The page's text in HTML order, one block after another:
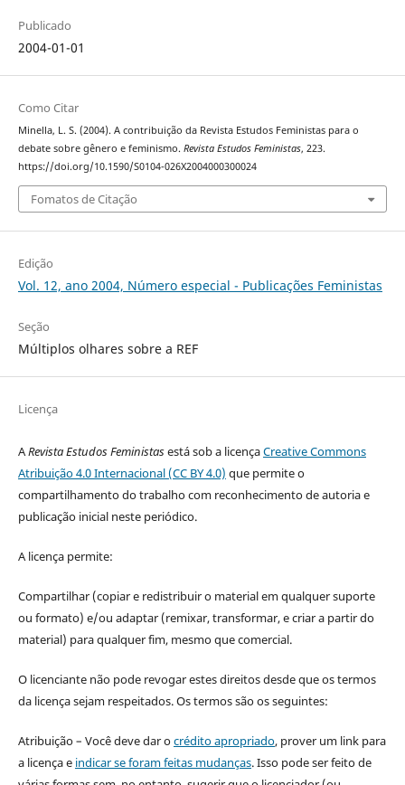
Publicado
2004-01-01
Como Citar
Minella, L. S. (2004). A contribuição da Revista Estudos Feministas para o
debate sobre gênero e feminismo. Revista Estudos Feministas, 223.
https://doi.org/10.1590/S0104-026X2004000300024
Fomatos de Citação
Edição
Vol. 12, ano 2004, Número especial - Publicações Feministas
Seção
Múltiplos olhares sobre a REF
Licença
ARevista Estudos Feministasestá sob a licençaCreative Commons
Atribuição 4.0 Internacional (CC BY 4.0) que permite o
compartilhamento do trabalho com reconhecimento de autoria e
publicação inicial neste periódico.
A licença permite:
Compartilhar (copiar e redistribuir o material em qualquer suporte
ou formato) e/ou adaptar (remixar, transformar, e criar a partir do
material) para qualquer fim, mesmo que comercial.
O licenciante não pode revogar estes direitos desde que os termos
da licença sejam respeitados. Os termos são os seguintes:
Atribuição – Você deve dar ocrédito apropriado, prover um link para
a licença e indicar se foram feitas mudanças. Isso pode ser feito de